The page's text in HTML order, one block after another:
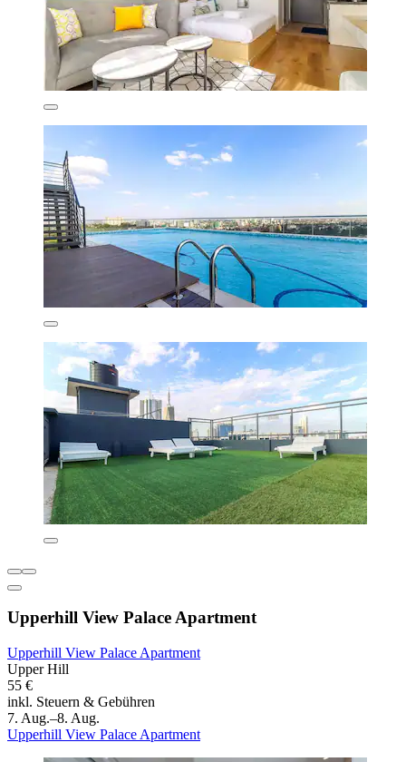
Upperhill View Palace Apartment
Upperhill View Palace Apartment
Upper Hill
55 €
inkl. Steuern & Gebühren
7. Aug.–8. Aug.
Upperhill View Palace Apartment